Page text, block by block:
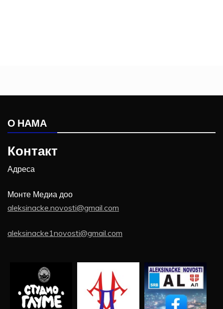
О НАМА
Контакт
Адреса
Монте Медиа доо
aleksinacke.novosti@gmail.com
aleksinacke1novosti@gmail.com